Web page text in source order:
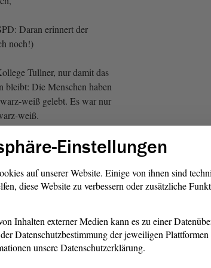
Daran erinnert der
noch!)
Tullner, nur damit das
bleibt: Die Menschen haben
weiß gelebt. Es war nur
weiß.
bei der SPD -
bei der Linken, bei der
in der politisch alles so
ist es vielleicht wichtig,
Das BAföG hat
Einstellungen
auf unserer Website. Einige von ihnen sind
diese Website zu verbessern oder zusätzliche
Inhalten externer Medien kann es zu einer
Datenschutzbestimmung der jeweiligen
unsere Datenschutzerklärung.